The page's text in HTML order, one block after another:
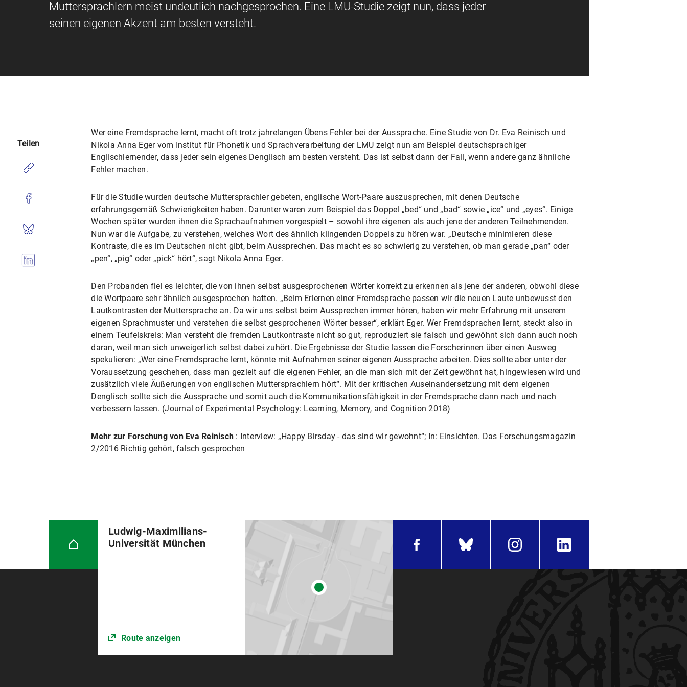
Muttersprachlern meist undeutlich nachgesprochen. Eine LMU-Studie zeigt nun, dass jeder
seinen eigenen Akzent am besten versteht.
Wer eine Fremdsprache lernt, macht oft trotz jahrelangen Übens Fehler bei der Aussprache. Eine Studie von Dr. Eva Reinisch und
Nikola Anna Eger vom Institut für Phonetik und Sprachverarbeitung der LMU zeigt nun am Beispiel deutschsprachiger
Englischlernender, dass jeder sein eigenes Denglisch am besten versteht. Das ist selbst dann der Fall, wenn andere ganz ähnliche
Fehler machen.
Für die Studie wurden deutsche Muttersprachler gebeten, englische Wort-Paare auszusprechen, mit denen Deutsche
erfahrungsgemäß Schwierigkeiten haben. Darunter waren zum Beispiel das Doppel „bed“ und „bad“ sowie „ice“ und „eyes“. Einige
Wochen später wurden ihnen die Sprachaufnahmen vorgespielt – sowohl ihre eigenen als auch jene der anderen Teilnehmenden.
Nun war die Aufgabe, zu verstehen, welches Wort des ähnlich klingenden Doppels zu hören war. „Deutsche minimieren diese
Kontraste, die es im Deutschen nicht gibt, beim Aussprechen. Das macht es so schwierig zu verstehen, ob man gerade „pan“ oder
„pen“, „pig“ oder „pick“ hört“, sagt Nikola Anna Eger.
Den Probanden fiel es leichter, die von ihnen selbst ausgesprochenen Wörter korrekt zu erkennen als jene der anderen, obwohl diese
die Wortpaare sehr ähnlich ausgesprochen hatten. „Beim Erlernen einer Fremdsprache passen wir die neuen Laute unbewusst den
Lautkontrasten der Muttersprache an. Da wir uns selbst beim Aussprechen immer hören, haben wir mehr Erfahrung mit unserem
eigenen Sprachmuster und verstehen die selbst gesprochenen Wörter besser“, erklärt Eger. Wer Fremdsprachen lernt, steckt also in
einem Teufelskreis: Man versteht die fremden Lautkontraste nicht so gut, reproduziert sie falsch und gewöhnt sich dann auch noch
daran, weil man sich unweigerlich selbst dabei zuhört. Die Ergebnisse der Studie lassen die Forscherinnen über einen Ausweg
spekulieren: „Wer eine Fremdsprache lernt, könnte mit Aufnahmen seiner eigenen Aussprache arbeiten. Dies sollte aber unter der
Voraussetzung geschehen, dass man gezielt auf die eigenen Fehler, an die man sich mit der Zeit gewöhnt hat, hingewiesen wird und
zusätzlich viele Äußerungen von englischen Muttersprachlern hört“. Mit der kritischen Auseinandersetzung mit dem eigenen
Denglisch sollte sich die Aussprache und somit auch die Kommunikationsfähigkeit in der Fremdsprache dann nach und nach
verbessern lassen. (Journal of Experimental Psychology: Learning, Memory, and Cognition 2018)
Mehr zur Forschung von Eva Reinisch : Interview: „Happy Birsday - das sind wir gewohnt“; In: Einsichten. Das Forschungsmagazin
2/2016 Richtig gehört, falsch gesprochen
Teilen
Ludwig-Maximilians-
Universität München
Route anzeigen